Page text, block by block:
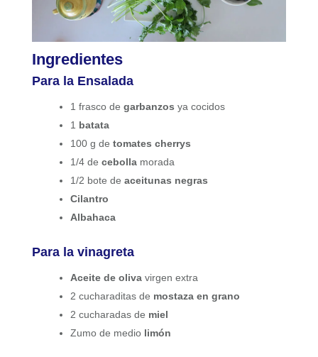
Ingredientes
Para la Ensalada
1 frasco de garbanzos ya cocidos
1 batata
100 g de tomates cherrys
1/4 de cebollamorada
1/2 bote de aceitunas negras
Cilantro
Albahaca
Para la vinagreta
Aceite de olivavirgen extra
2 cucharaditas de mostaza en grano
2 cucharadas de miel
Zumo de medio limón